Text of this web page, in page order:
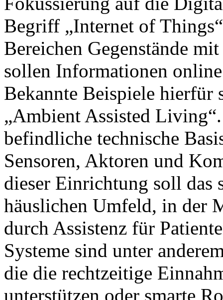
Begriff „Internet of
Bereichen Gegenstände
sollen Informationen
Bekannte Beispiele hierfür
„Ambient Assisted
befindliche technische
Sensoren, Aktoren und
dieser Einrichtung soll das
häuslichen Umfeld, in der
durch Assistenz für
Systeme sind unter
die die rechtzeitige
unterstützen oder smarte